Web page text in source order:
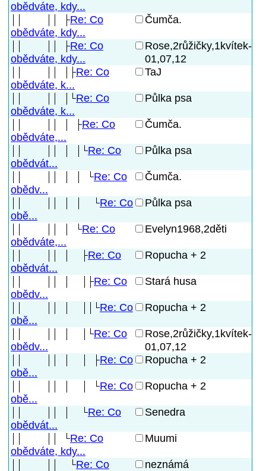
obědváte, kdy...
Re: Co
obědváte, kdy...
Čumča.
Re: Co
obědváte, kdy...
Rose,2růžičky,1kvítek-
01,07,12
Re: Co
obědváte, k...
TaJ
Re: Co
obědváte, k...
Půlka psa
Re: Co
obědváte,...
Čumča.
Re: Co
obědvát...
Půlka psa
Re: Co
obědv...
Čumča.
Re: Co
obě...
Půlka psa
Re: Co
obědváte,...
Evelyn1968,2děti
Re: Co
obědvát...
Ropucha + 2
Re: Co
obědv...
Stará husa
Re: Co
obě...
Ropucha + 2
Re: Co
obědv...
Rose,2růžičky,1kvítek-
01,07,12
Re: Co
obě...
Ropucha + 2
Re: Co
obě...
Ropucha + 2
Re: Co
obědvát...
Senedra
Re: Co
obědváte, kdy...
Muumi
Re: Co
neznámá